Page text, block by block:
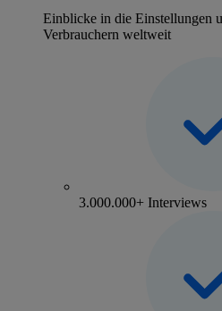
Einblicke in die Einstellungen
Verbrauchern weltweit
3.000.000+ Interviews